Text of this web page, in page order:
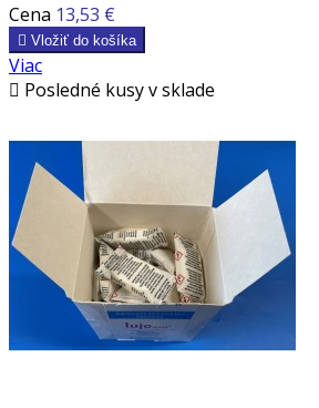
Cena 13,53 €
 Vložiť do košíka
Viac
 Posledné kusy v sklade